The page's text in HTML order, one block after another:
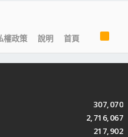
權政策 說明 首頁
S
307,070
2,716,067
217,902